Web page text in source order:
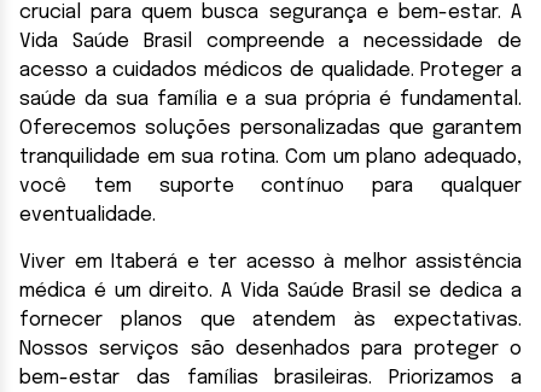
crucial para quem busca segurança e bem-estar. A
Vida Saúde Brasil compreende a necessidade de
acesso a cuidados médicos de qualidade. Proteger a
saúde da sua família e a sua própria é fundamental.
Oferecemos soluções personalizadas que garantem
tranquilidade em sua rotina. Com um plano adequado,
você tem suporte contínuo para qualquer
eventualidade.
Viver em Itaberá e ter acesso à melhor assistência
médica é um direito. A Vida Saúde Brasil se dedica a
fornecer planos que atendem às expectativas.
Nossos serviços são desenhados para proteger o
bem-estar das famílias brasileiras. Priorizamos a